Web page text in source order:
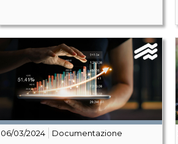
06/03/2024 Documentazione